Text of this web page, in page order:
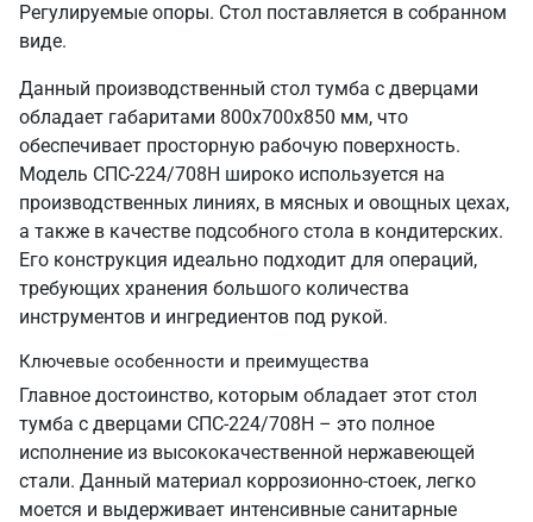
Регулируемые опоры. Стол поставляется в собранном
виде.
Данный производственный стол тумба с дверцами
обладает габаритами 800х700х850 мм, что
обеспечивает просторную рабочую поверхность.
Модель СПС-224/708Н широко используется на
производственных линиях, в мясных и овощных цехах,
а также в качестве подсобного стола в кондитерских.
Его конструкция идеально подходит для операций,
требующих хранения большого количества
инструментов и ингредиентов под рукой.
Ключевые особенности и преимущества
Главное достоинство, которым обладает этот стол
тумба с дверцами СПС-224/708Н – это полное
исполнение из высококачественной нержавеющей
стали. Данный материал коррозионно-стоек, легко
моется и выдерживает интенсивные санитарные